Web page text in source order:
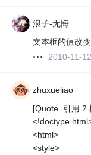
浪子-无悔
文本框的值改
2010-11-12
zhuxueliao
[Quote=引用 2
<!doctype
<html>
<style>